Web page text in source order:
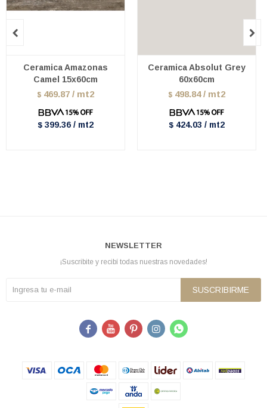
Ceramica Amazonas
Camel 15x60cm
$ 469.87 / mt2
$ 399.36 / mt2
Ceramica Absolut Grey
60x60cm
$ 498.84 / mt2
$ 424.03 / mt2
 
NEWSLETTER
¡Suscribite y recibí todas nuestras novedades!
SUSCRIBIRME
    